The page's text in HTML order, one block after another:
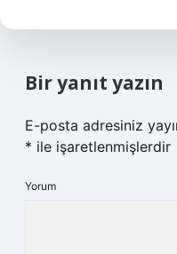
Bir yanıt yazın
E-posta adresiniz
* ile işaretlenmişlerdir
Yorum